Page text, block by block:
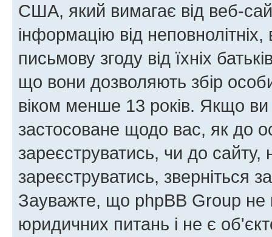
США, який вимагає від веб-
інформацію від
письмову згоду від їхніх
що вони дозволяють збір
віком менше 13 років. Якщо
застосоване щодо вас, як до
зареєструватись, чи до
зареєструватись, зверніться
Зауважте, що phpBB Group не
юридичних питань і не є